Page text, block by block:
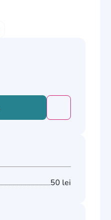
50 lei